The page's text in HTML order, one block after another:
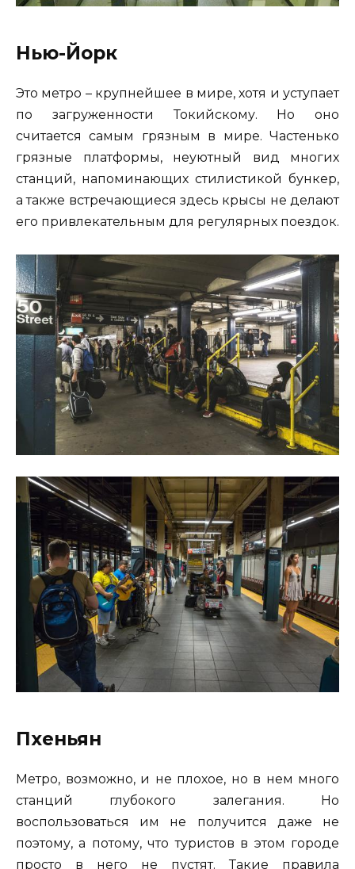
Нью-Йорк
Это метро – крупнейшее в мире, хотя и уступает
по загруженности Токийскому. Но оно
считается самым грязным в мире. Частенько
грязные платформы, неуютный вид многих
станций, напоминающих стилистикой бункер,
а также встречающиеся здесь крысы не делают
его привлекательным для регулярных поездок.
Пхеньян
Метро, возможно, и не плохое, но в нем много
станций глубокого залегания. Но
воспользоваться им не получится даже не
поэтому, а потому, что туристов в этом городе
просто в него не пустят. Такие правила